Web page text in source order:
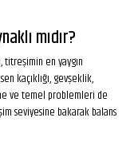
mıdır?
titreşimin en yaygın
kaçıklığı, gevşeklik,
ve temel problemleri de
seviyesine bakarak balans